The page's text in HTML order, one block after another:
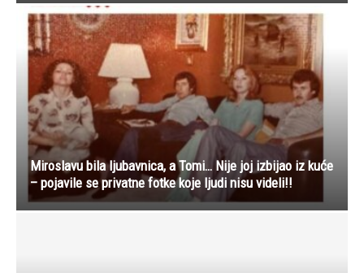
Miroslavu bila ljubavnica, a Tomi… Nije joj izbijao iz kuće
– pojavile se privatne fotke koje ljudi nisu videli!!